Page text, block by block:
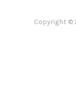
Copyright ©